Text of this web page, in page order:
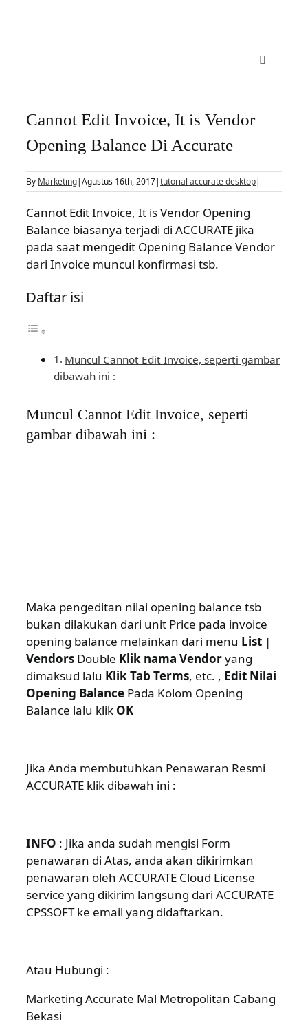
Toggle
Fitur
Download
Harga
Cannot Edit Invoice, It is Vendor
Opening Balance Di Accurate
By Marketing|Agustus 16th, 2017|tutorial accurate desktop|
Cannot Edit Invoice, It is Vendor Opening
Balance biasanya terjadi di ACCURATE jika
pada saat mengedit Opening Balance Vendor
dari Invoice muncul konfirmasi tsb.
Daftar isi
Muncul Cannot Edit Invoice, seperti gambar
dibawah ini :
Muncul Cannot Edit Invoice, seperti
gambar dibawah ini :
Maka pengeditan nilai opening balance tsb
bukan dilakukan dari unit Price pada invoice
opening balance melainkan dari menu List |
Vendors Double Klik nama Vendoryang
dimaksud lalu Klik Tab Terms, etc. , Edit Nilai
Opening Balance Pada Kolom Opening
Balance lalu klik OK
Jika Anda membutuhkan Penawaran Resmi
ACCURATE klik dibawah ini :
INFO : Jika anda sudah mengisi Form
penawaran di Atas, anda akan dikirimkan
penawaran oleh ACCURATE Cloud License
service yang dikirim langsung dari ACCURATE
CPSSOFT ke email yang didaftarkan.
Atau Hubungi :
Marketing Accurate Mal Metropolitan Cabang
Bekasi